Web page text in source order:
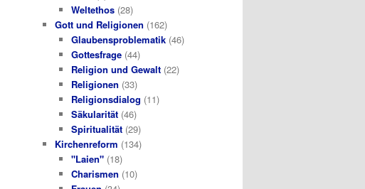
Weltethos(28)
Gott und Religionen (162)
Glaubensproblematik(46)
Gottesfrage(44)
Religion und Gewalt(22)
Religionen (33)
Religionsdialog (11)
Säkularität(46)
Spiritualität(29)
Kirchenreform (134)
"Laien"(18)
Charismen (10)